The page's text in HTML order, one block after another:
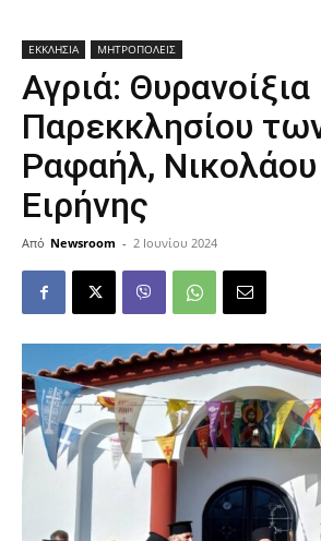
ΕΚΚΛΗΣΙΑ ΜΗΤΡΟΠΟΛΕΙΣ
Αγριά: Θυρανοίξια
Παρεκκλησίου
Ραφαήλ, Νικολάου
Ειρήνης
Από Newsroom - 2 Ιουνίου 2024